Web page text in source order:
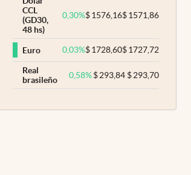
CCL
(GD30,
48 hs)
0,30%$1576,16$1571,86
Euro 0,03%$1728,60$1727,72
Real
brasileño
0,58% $293,84 $293,70